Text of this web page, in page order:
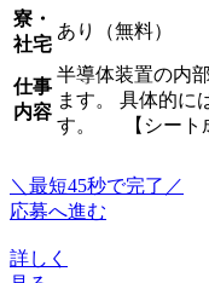
寮・
社宅
あり（無料）
仕事
内容
半導体装置の内
ます。 具体的に
す。 【シート
＼最短45秒で完了／
応募へ進む
詳しく